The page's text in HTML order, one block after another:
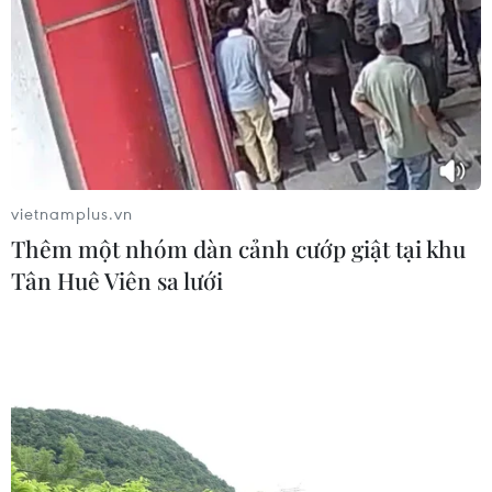
Nhật Bản-Mỹ xác nhận can thiệp thị
trường ngoại hối để hỗ trợ đồng yen
03/08/2026 00:36
Australia hoàn thiện dự luật buộc các
nền tảng số trả phí cho báo chí
03/08/2026 00:25
02/08/2026 23:06
Đánh bom liều chết tại Pakistan, ít
vietnamplus.vn
Thêm một nhóm dàn cảnh cướp giật tại khu
Tân Huê Viên sa lưới